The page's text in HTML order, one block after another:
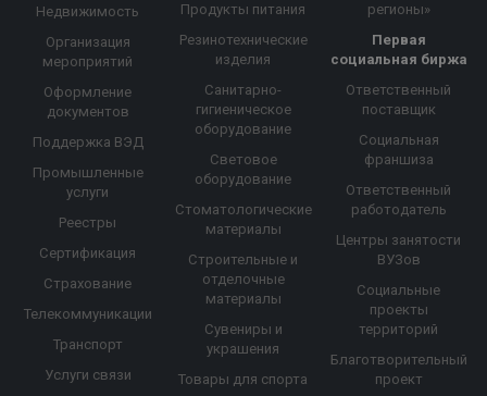
Недвижимость
Организация
мероприятий
Оформление
документов
Поддержка ВЭД
Промышленные
услуги
Реестры
Сертификация
Страхование
Телекоммуникации
Транспорт
Услуги связи
Продукты питания
Резинотехнические
изделия
Санитарно-
гигиеническое
оборудование
Световое
оборудование
Стоматологические
материалы
Строительные и
отделочные
материалы
Сувениры и
украшения
Товары для спорта
регионы»
Первая
социальная биржа
Ответственный
поставщик
Социальная
франшиза
Ответственный
работодатель
Центры занятости
ВУЗов
Социальные
проекты
территорий
Благотворительный
проект